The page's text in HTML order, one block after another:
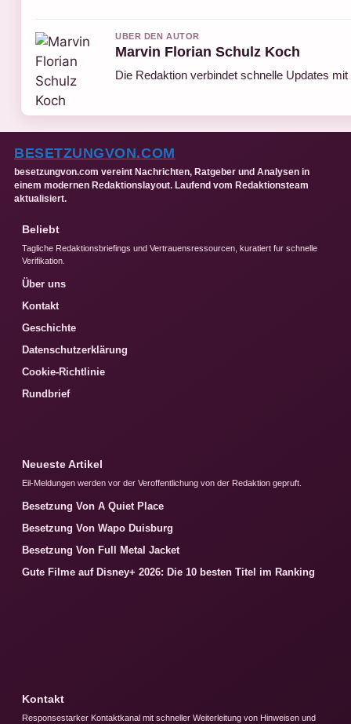
UBER DEN AUTOR
Marvin Florian Schulz Koch
Die Redaktion verbindet schnelle Updates
BESETZUNGVON.COM
besetzungvon.com vereint Nachrichten, Ratgeber und Analysen in
einem modernen Redaktionslayout. Laufend vom Redaktionsteam
aktualisiert.
Beliebt
Tagliche Redaktionsbriefings und Vertrauensressourcen, kuratiert fur schnelle
Verifikation.
Über uns
Kontakt
Geschichte
Datenschutzerklärung
Cookie-Richtlinie
Rundbrief
Neueste Artikel
Eil-Meldungen werden vor der Veroffentlichung von der Redaktion gepruft.
Besetzung Von A Quiet Place
Besetzung Von Wapo Duisburg
Besetzung Von Full Metal Jacket
Gute Filme auf Disney+ 2026: Die 10 besten Titel im Ranking
Kontakt
Responsestarker Kontaktkanal mit schneller Weiterleitung von Hinweisen und